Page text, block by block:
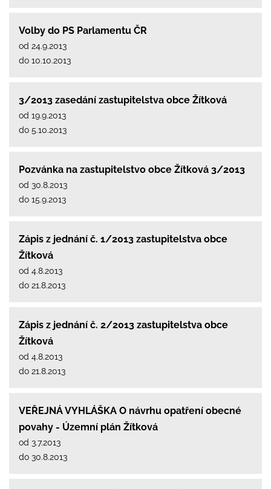
Volby do PS Parlamentu ČR
od 24.9.2013
do 10.10.2013
3/2013 zasedání zastupitelstva obce Žítková
od 19.9.2013
do 5.10.2013
Pozvánka na zastupitelstvo obce Žítková 3/2013
od 30.8.2013
do 15.9.2013
Zápis z jednání č. 1/2013 zastupitelstva obce
Žítková
od 4.8.2013
do 21.8.2013
Zápis z jednání č. 2/2013 zastupitelstva obce
Žítková
od 4.8.2013
do 21.8.2013
VEŘEJNÁ VYHLÁŠKA O návrhu opatření obecné
povahy - Územní plán Žítková
od 3.7.2013
do 30.8.2013